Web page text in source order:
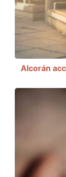
Alcorán